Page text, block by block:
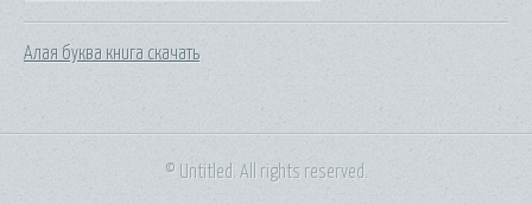
Алая буква книга скачать
© Untitled. All rights reserved.